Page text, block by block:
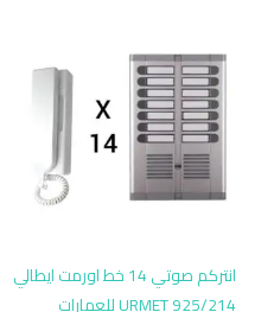
انتركم صوتي 14 خط اورمت ايطالي
URMET 925/214 للعمارات